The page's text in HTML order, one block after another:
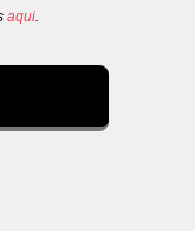
aqui.